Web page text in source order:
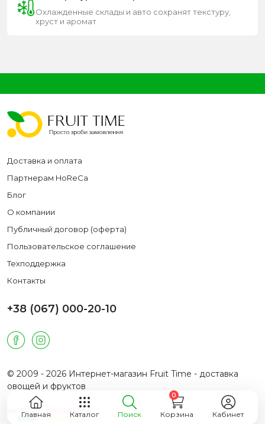
Охлажденные склады и авто сохранят текстуру,
хруст и аромат
Доставка и оплата
Партнерам HoReCa
Блог
О компании
Публичный договор (оферта)
Пользовательское соглашение
Техподдержка
Контакты
+38 (067) 000-20-10
© 2009 - 2026 Интернет-магазин Fruit Time - доставка
овощей и фруктов
Главная Каталог Поиск Корзина
0
Кабинет